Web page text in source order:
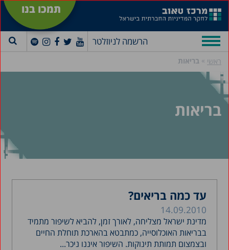
תמכו בנו
הרשמה לניוזלטר
ראשי » בריאות
בריאות
עד כמה בריאים?
14.09.2010
מדינת ישראל מצליחה, לאורך זמן, להביא לשיפור מתמיד
בבריאות האוכלוסייה, כמתבטא בהארכת תוחלת החיים
ובצמצום תמותת תינוקות. השיפור איננו ניכר...